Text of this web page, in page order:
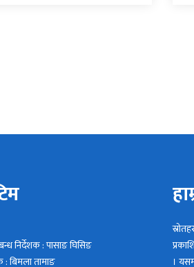
निर्देशक : पासाङ घिसिङ
: बिमला तामाङ
।